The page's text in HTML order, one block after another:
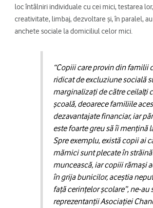
loc întâlniri individuale cu cei mici, testarea
creativitate, limbaj, dezvoltare şi, în paralel,
anchete sociale la domiciliul celor mici.
“Copiii care provin din familii
ridicat de excluziune socială
marginalizați de către ceilalți
școală, deoarece familiile
dezavantajate financiar, iar
este foarte greu să îi mențină
Spre exemplu, există copii ai
mămici sunt plecate în
muncească, iar copiii rămași
în grija bunicilor, aceștia
față cerințelor școlare”, ne-au
reprezentanții Asociației